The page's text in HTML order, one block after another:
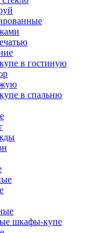
в гостиную
в спальню
шкафы-купе